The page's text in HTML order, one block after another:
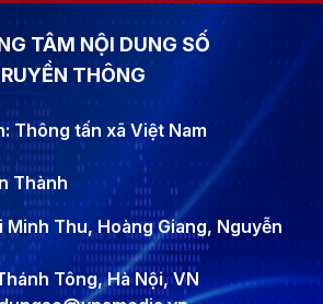
TÂM NỘI DUNG SỐ
THÔNG
Thông tấn xã Việt Nam
Thành
Minh Thu, Hoàng Giang, Nguyễn
Tông, Hà Nội, VN